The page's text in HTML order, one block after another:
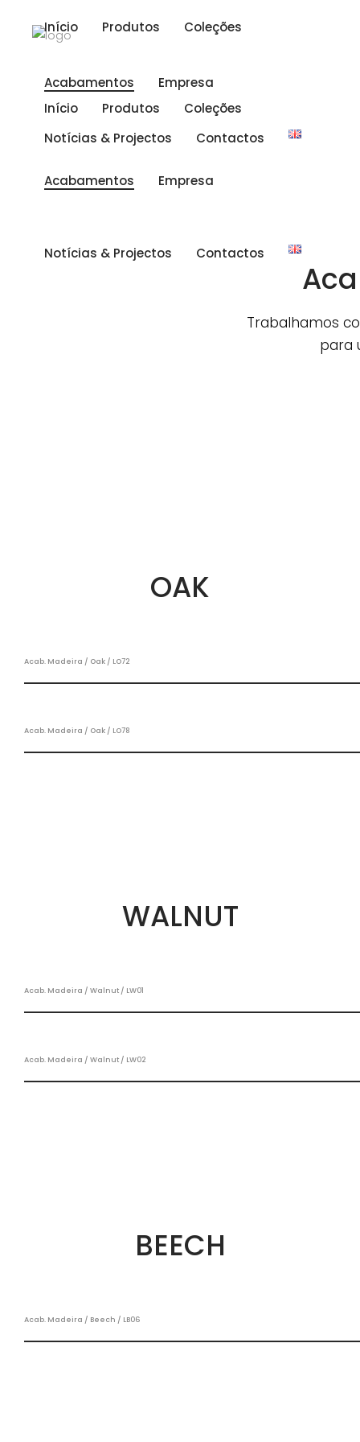
Início Produtos Coleções
Acabamentos Empresa
Notícias & Projectos Contactos
Início Produtos Coleções
Acabamentos Empresa
Notícias & Projectos Contactos
Trabalhamos
para
OAK
Acab. Madeira / Oak / LO72
Acab. Madeira / Oak / LO78
WALNUT
Acab. Madeira / Walnut / LW01
Acab. Madeira / Walnut / LW02
BEECH
Acab. Madeira / Beech / LB06